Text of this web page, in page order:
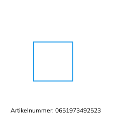
Artikelnummer: 0651973492523